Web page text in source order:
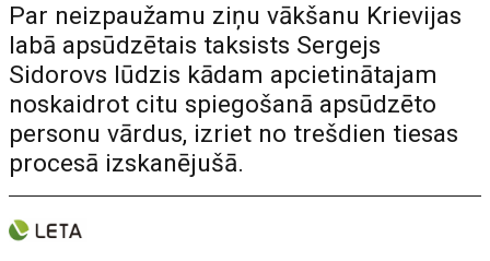
Par neizpaužamu ziņu vākšanu Krievijas
labā apsūdzētais taksists Sergejs
Sidorovs lūdzis kādam apcietinātajam
noskaidrot citu spiegošanā apsūdzēto
personu vārdus, izriet no trešdien tiesas
procesā izskanējušā.